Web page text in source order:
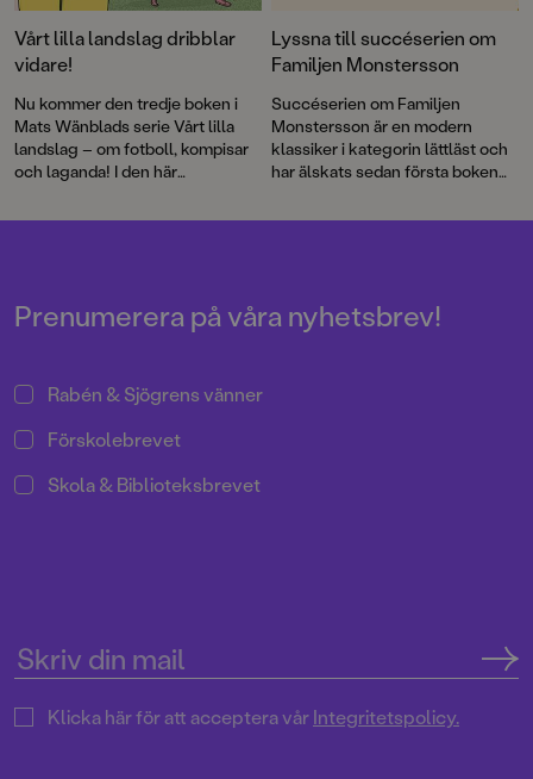
Vårt lilla landslag dribblar
vidare!
Nu kommer den tredje boken i
Mats Wänblads serie Vårt lilla
landslag – om fotboll, kompisar
och laganda! I den här
det är så kul att storsatsa –
Lyssna till succéserien om
Familjen Monstersson
Succéserien om Familjen
Monstersson är en modern
klassiker i kategorin lättläst och
har älskats sedan första boken
om Ebba, Boris och de andra att
läser.
Prenumerera på våra nyhetsbrev!
Rabén & Sjögrens vänner
Förskolebrevet
Skola & Biblioteksbrevet
Klicka här för att acceptera vårIntegritetspolicy.